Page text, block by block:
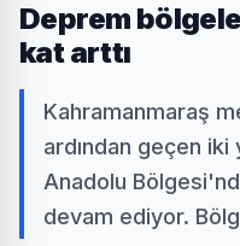
Deprem
kat arttı
Kahramanmaraş
ardından geçen iki
Anadolu
devam ediyor.